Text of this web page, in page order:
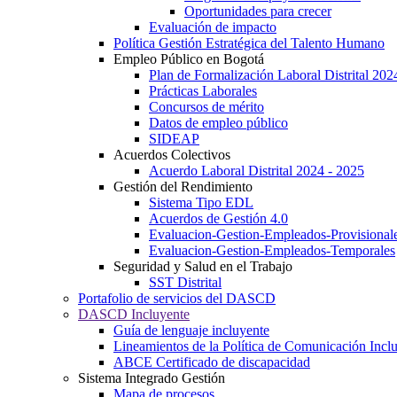
Oportunidades para crecer
Evaluación de impacto
Política Gestión Estratégica del Talento Humano
Empleo Público en Bogotá
Plan de Formalización Laboral Distrital
Prácticas Laborales
Concursos de mérito
Datos de empleo público
SIDEAP
Acuerdos Colectivos
Acuerdo Laboral Distrital 2024 - 2025
Gestión del Rendimiento
Sistema Tipo EDL
Acuerdos de Gestión 4.0
Evaluacion-Gestion-Empleados-
Evaluacion-Gestion-Empleados-Temporales
Seguridad y Salud en el Trabajo
SST Distrital
Portafolio de servicios del DASCD
DASCD Incluyente
Guía de lenguaje incluyente
Lineamientos de la Política de Comunicación
ABCE Certificado de discapacidad
Sistema Integrado Gestión
Mapa de procesos